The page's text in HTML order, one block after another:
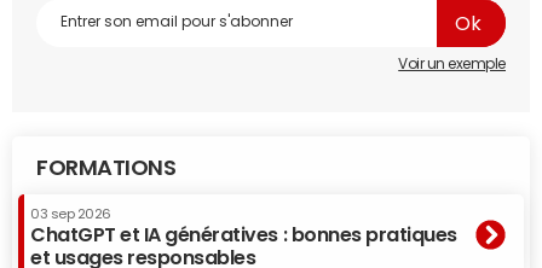
Voir un exemple
FORMATIONS
03 sep 2026
ChatGPT et IA génératives : bonnes pratiques
et usages responsables